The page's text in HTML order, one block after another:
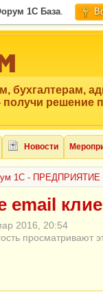
1C База.
бухгалтерам,
получи решение
Новости
1С - ПРЕДПРИЯТИЕ
email
2016, 20:54
просматривают